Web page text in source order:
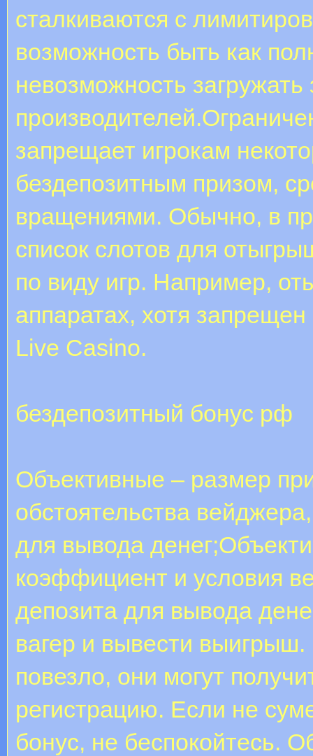
сталкиваются с
возможность быть как
невозможность
запрещает игрокам
бездепозитным призом,
вращениями. Обычно, в
список слотов для
по виду игр. Например,
аппаратах, хотя
Live Casino.
бездепозитный бонус рф
Объективные – размер
обстоятельства
для вывода
коэффициент и условия
депозита для вывода
вагер и вывести
повезло, они могут
регистрацию. Если не
бонус, не беспокойтесь.